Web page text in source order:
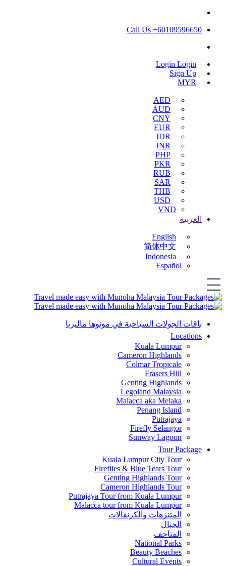
Call Us +60109596650
Login Login
Sign Up
MYR
AED
AUD
CNY
EUR
IDR
INR
PHP
PKR
RUB
SAR
THB
USD
VND
العربية
English
简体中文
Indonesia
Español
باقات الجولات السياحية في مونوها ماليزيا
Locations
Kuala Lumpur
Cameron Highlands
Colmar Tropicale
Frasers Hill
Genting Highlands
Legoland Malaysia
Malacca aka Melaka
Penang Island
Putrajaya
Firefly Selangor
Sunway Lagoon
Tour Package
Kuala Lumpur City Tour
Fireflies & Blue Tears Tour
Genting Highlands Tour
Cameron Highlands Tour
Putrajaya Tour from Kuala Lumpur
Malacca tour from Kuala Lumpur
المتنزهات والكرنفالات
الجبال
المتاحف
National Parks
Beauty Beaches
Cultural Events